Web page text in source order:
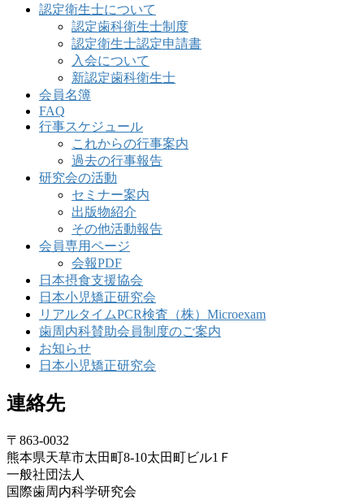
認定衛生士について
認定歯科衛生士制度
認定衛生士認定申請書
入会について
新認定歯科衛生士
会員名簿
FAQ
行事スケジュール
これからの行事案内
過去の行事報告
研究会の活動
セミナー案内
出版物紹介
その他活動報告
会員専用ページ
会報PDF
日本摂食支援協会
日本小児矯正研究会
リアルタイムPCR検査（株）Microexam
歯周内科賛助会員制度のご案内
お知らせ
日本小児矯正研究会
連絡先
〒863-0032
熊本県天草市太田町8-10太田町ビル1Ｆ
一般社団法人
国際歯周内科学研究会